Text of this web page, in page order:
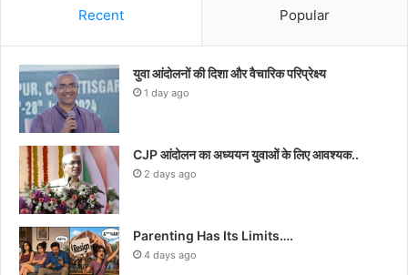
Recent Popular
युवा आंदोलनों की दिशा और वैचारिक परिप्रेक्ष्य
1 day ago
CJP आंदोलन का अध्ययन युवाओं के लिए आवश्यक..
2 days ago
Parenting Has Its Limits….
4 days ago